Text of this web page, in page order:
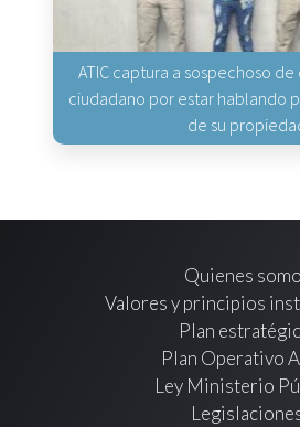
ATIC captura a sospechoso
ciudadano por estar hablando
de su
Quienes
Valores y principios
Plan
Plan Operativo
Ley Ministerio